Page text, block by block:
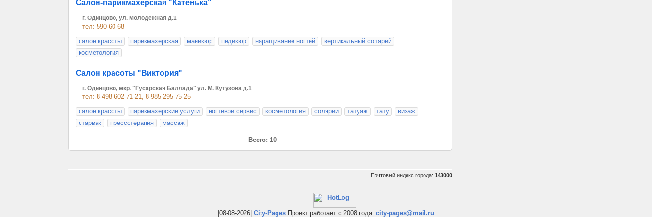
Салон-парикмахерская "Катенька"
г. Одинцово, ул. Молодежная д.1
тел: 590-60-68
салон красоты
парикмахерская маникюр педикюр наращивание ногтей
вертикальный солярий
косметология
Салон красоты "Виктория"
г. Одинцово, мкр. "Гусарская Баллада" ул. М. Кутузова д.1
тел: 8-498-602-71-21, 8-985-295-75-25
салон красоты
парикмахерские услуги ногтевой сервис косметология солярий татуаж тату
визаж
старвак
прессотерапия массаж
Всего: 10
Почтовый индекс города: 143000
|08-08-2026| City-Pages Проект работает с 2008 года. city-pages@mail.ru